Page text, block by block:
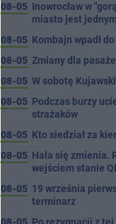
08-05 Inowrocław w
miasto jest
08-05 Kombajn wpadł
08-05 Zmiany dla
08-05 W sobotę
08-05 Podczas burzy
strażaków
08-05 Kto siedział za
08-05 Hala się zmienia.
wejściem stanie
08-05 19 września
terminarz